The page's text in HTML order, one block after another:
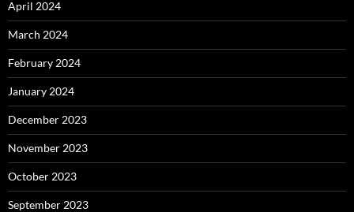
April 2024
March 2024
February 2024
January 2024
December 2023
November 2023
October 2023
September 2023